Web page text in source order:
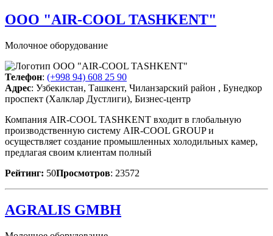
ООО "AIR-COOL TASHKENT"
Молочное оборудование
Телефон: (+998 94) 608 25 90
Адрес: Узбекистан, Ташкент, Чиланзарский район , Бунедкор
проспект (Халклар Дустлиги), Бизнес-центр
Компания AIR-COOL TASHKENT входит в глобальную
производственную систему AIR-COOL GROUP и
осуществляет создание промышленных холодильных камер,
предлагая своим клиентам полный
Рейтинг: 50Просмотров: 23572
AGRALIS GMBH